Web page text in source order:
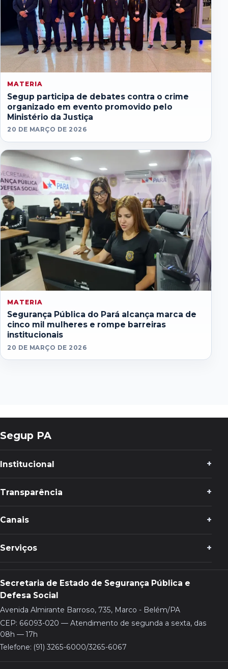
MATERIA
Segup participa de debates contra o crime
organizado em evento promovido pelo
Ministério da Justiça
20 DE MARÇO DE 2026
MATERIA
Segurança Pública do Pará alcança marca de
cinco mil mulheres e rompe barreiras
institucionais
20 DE MARÇO DE 2026
Segup PA
Institucional
Transparência
Canais
Serviços
Secretaria de Estado de Segurança Pública e
Defesa Social
Avenida Almirante Barroso, 735, Marco - Belém/PA
CEP: 66093-020 — Atendimento de segunda a sexta, das
08h — 17h
Telefone: (91) 3265-6000/3265-6067